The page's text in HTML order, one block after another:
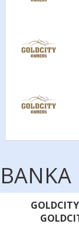
BANKA